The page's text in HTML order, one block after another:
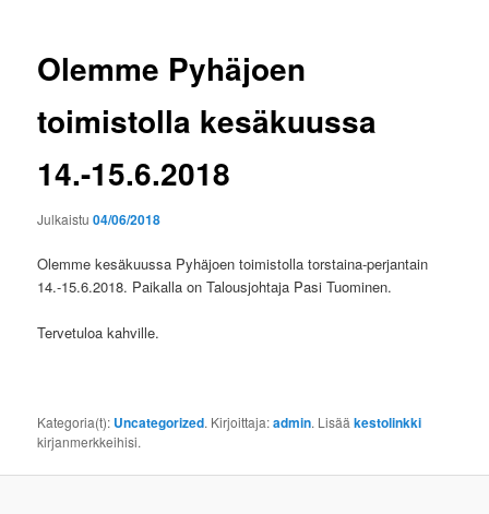
Olemme Pyhäjoen
toimistolla kesäkuussa
14.-15.6.2018
Julkaistu04/06/2018
Olemme kesäkuussa Pyhäjoen toimistolla torstaina-perjantain
14.-15.6.2018. Paikalla on Talousjohtaja Pasi Tuominen.
Tervetuloa kahville.
Kategoria(t): Uncategorized. Kirjoittaja:admin. Lisääkestolinkki
kirjanmerkkeihisi.